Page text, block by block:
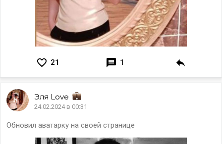
21 1
Эля Love
24.02.2024 в 00:31
Обновил аватарку на своей странице